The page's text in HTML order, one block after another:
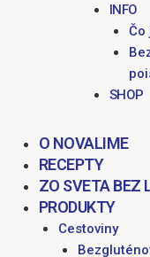
INFO
Čo
SHOP
O NOVALIME
RECEPTY
ZO SVETA BEZ
PRODUKTY
Cestoviny